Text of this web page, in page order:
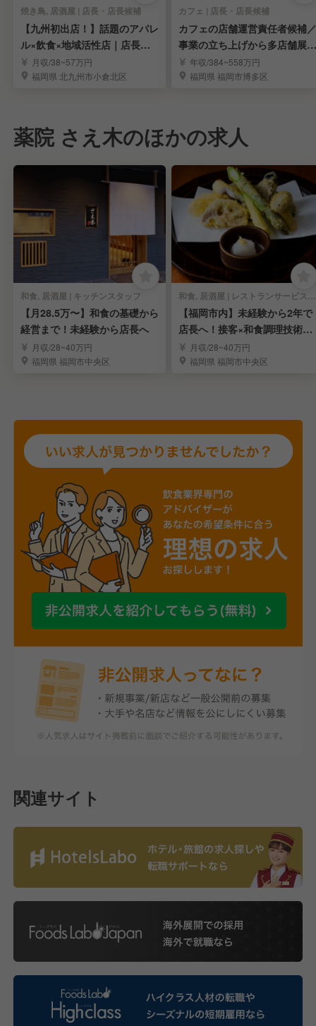
焼き鳥, 居酒屋 | 店長・店長候補
【九州初出店！】話題のアパレ
ル×飲食×地域活性店｜店長・
店長候補求む
月収/38~57万円
福岡県 北九州市小倉北区
カフェ | 店長・店長候補
カフェの店舗運営責任者候補／
事業の立ち上げから多店舗展開
まで担う
年収/384~558万円
福岡県 福岡市博多区
薬院 さえ木のほかの求人
和食, 居酒屋 | キッチンスタッフ
【月28.5万〜】和食の基礎から
経営まで！未経験から店長へ
月収/28~40万円
福岡県 福岡市中央区
和食, 居酒屋 | レストランサービス・ホールスタッフ
【福岡市内】未経験から2年で
店長へ！接客×和食調理技術×
経営を学び独立へ
月収/28~40万円
福岡県 福岡市中央区
関連サイト